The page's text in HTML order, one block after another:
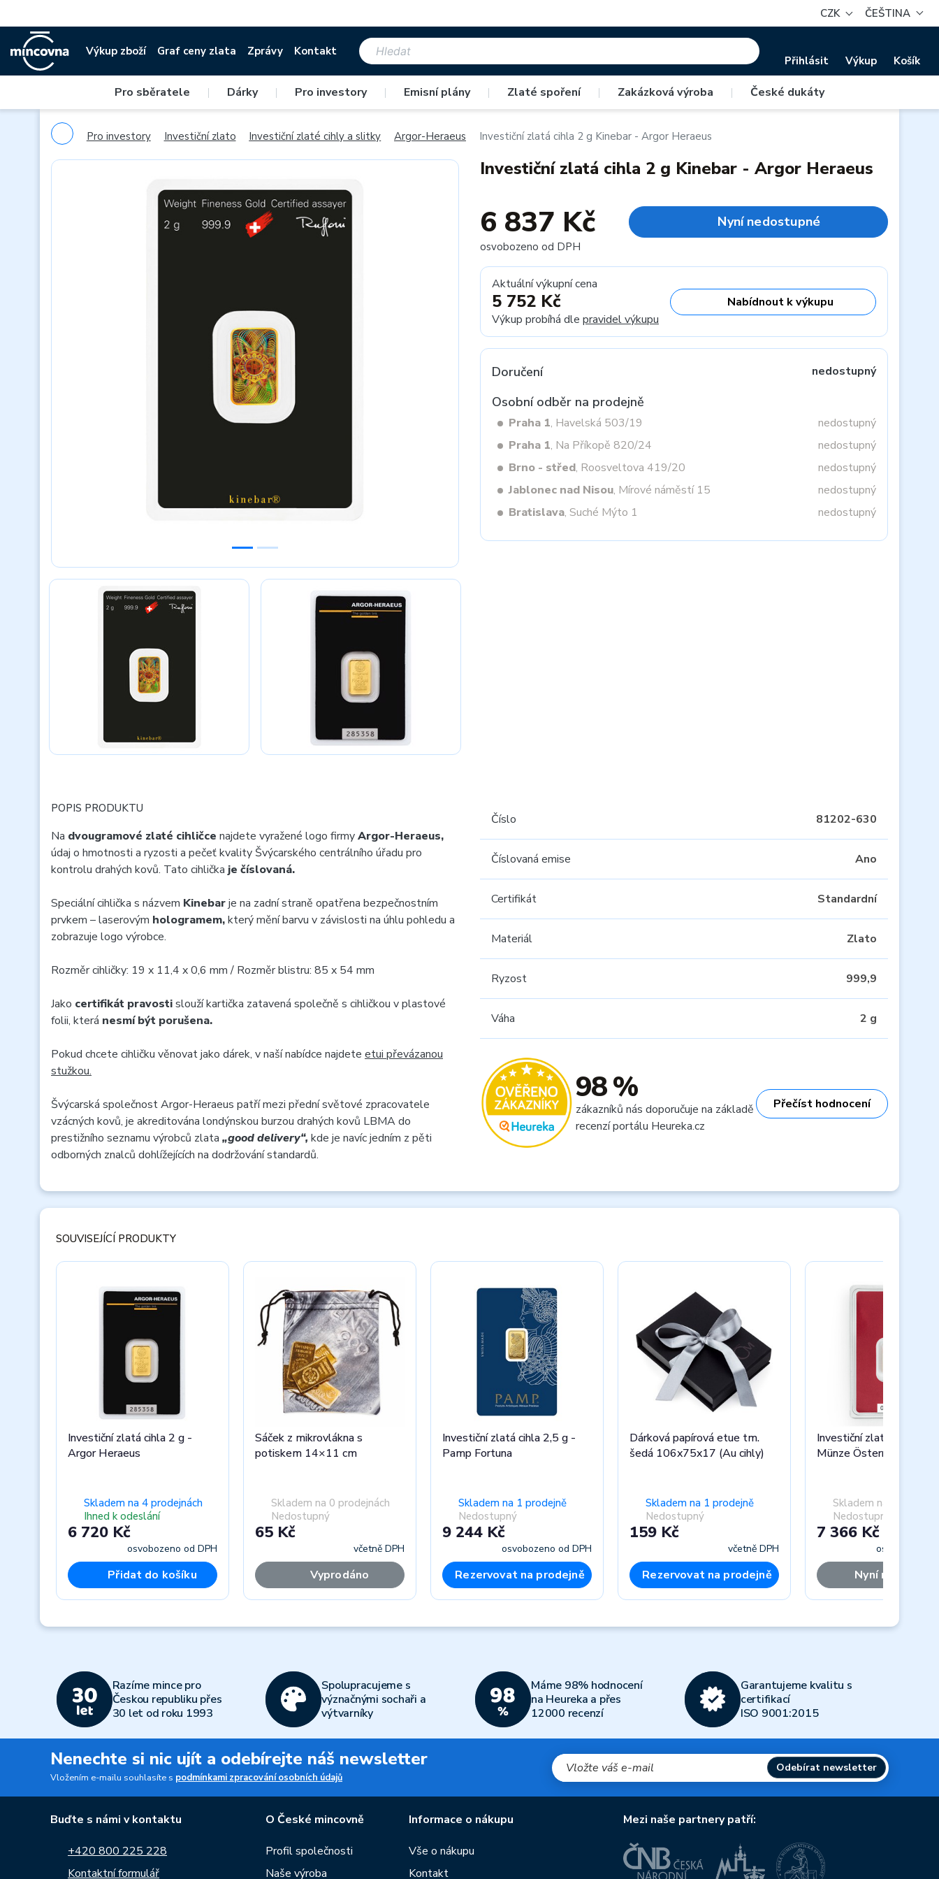
CZK ČEŠTINA
Výkup zboží Graf ceny zlata Zprávy Kontakt
Přihlásit Výkup Košík
Pro sběratele | Dárky | Pro investory | Emisní plány | Zlaté spoření | Zakázková výroba | České dukáty
Pro investory Investiční zlato Investiční zlaté cihly a slitky Argor-Heraeus Investiční zlatá cihla 2 g Kinebar - Argor Heraeus
Investiční zlatá cihla 2 g Kinebar - Argor Heraeus
6 837 Kč
osvobozeno od DPH
Nyní nedostupné
Aktuální výkupní cena
5 752 Kč
Výkup probíhá dle pravidel výkupu
Nabídnout k výkupu
Doručení nedostupný
Osobní odběr na prodejně
Praha 1, Havelská 503/19
nedostupný
Praha 1, Na Příkopě 820/24
nedostupný
Brno - střed, Roosveltova 419/20
nedostupný
Jablonec nad Nisou, Mírové náměstí 15
nedostupný
Bratislava, Suché Mýto 1 nedostupný
POPIS PRODUKTU
Na dvougramové zlaté cihličce najdete vyražené logo firmyArgor-Heraeus,
údaj o hmotnosti a ryzosti a pečeť kvality Švýcarského centrálního úřadu pro
kontrolu drahých kovů. Tato cihlička je číslovaná.
Speciální cihlička s názvem Kinebarje na zadní straně opatřena bezpečnostním
prvkem – laserovým hologramem,který mění barvu v závislosti na úhlu pohledu a
zobrazuje logo výrobce.
Rozměr cihličky: 19 x 11,4 x 0,6 mm / Rozměr blistru: 85 x 54 mm
Jako certifikát pravostislouží kartička zatavená společně s cihličkou v plastové
folii, která nesmí být porušena.
Pokud chcete cihličku věnovat jako dárek, v naší nabídce najdete etui převázanou
stužkou.
Švýcarská společnost Argor-Heraeus patří mezi přední světové zpracovatele
vzácných kovů, je akreditována londýnskou burzou drahých kovů LBMA do
prestižního seznamu výrobců zlata „good delivery“, kde je navíc jedním z pěti
odborných znalců dohlížejících na dodržování standardů.
Číslo 81202-630
Číslovaná emise Ano
Certifikát Standardní
Materiál Zlato
Ryzost 999,9
Váha 2 g
98 %
zákazníků nás doporučuje na základě
recenzí portálu Heureka.cz
Přečíst hodnocení
SOUVISEJÍCÍ PRODUKTY
Investiční zlatá cihla 2 g -
Argor Heraeus
Skladem na 4 prodejnách
Ihned k odeslání
6 720 Kč
osvobozeno od DPH
Přidat do košíku
Sáček z mikrovlákna s
potiskem 14×11 cm
Skladem na 0 prodejnách
Nedostupný
65 Kč
včetně DPH
Vyprodáno
Investiční zlatá cihla 2,5 g -
Pamp Fortuna
Skladem na 1 prodejně
Nedostupný
9 244 Kč
osvobozeno od DPH
Rezervovat na prodejně
Dárková papírová etue tm.
šedá 106x75x17 (Au cihly)
Skladem na 1 prodejně
Nedostupný
159 Kč
včetně DPH
Rezervovat na prodejně
Investiční zlatá cihla 2 g
Münze Österreich
Skladem na 0
Nedostupný
7 366 Kč
osvobozeno
Nyní
Razíme mince pro
Českou republiku přes
30 let od roku 1993
Spolupracujeme s
význačnými sochaři a
výtvarníky
Máme 98% hodnocení
na Heureka a přes
12000 recenzí
Garantujeme kvalitu s
certifikací
ISO 9001:2015
Nenechte si nic ujít a odebírejte náš newsletter
Vložením e-mailu souhlasíte s podmínkami zpracování osobních údajů
Odebírat newsletter
Buďte s námi v kontaktu
+420 800 225 228
Kontaktní formulář
O České mincovně
Profil společnosti
Naše výroba
Informace o nákupu
Vše o nákupu
Kontakt
Mezi naše partnery patří: